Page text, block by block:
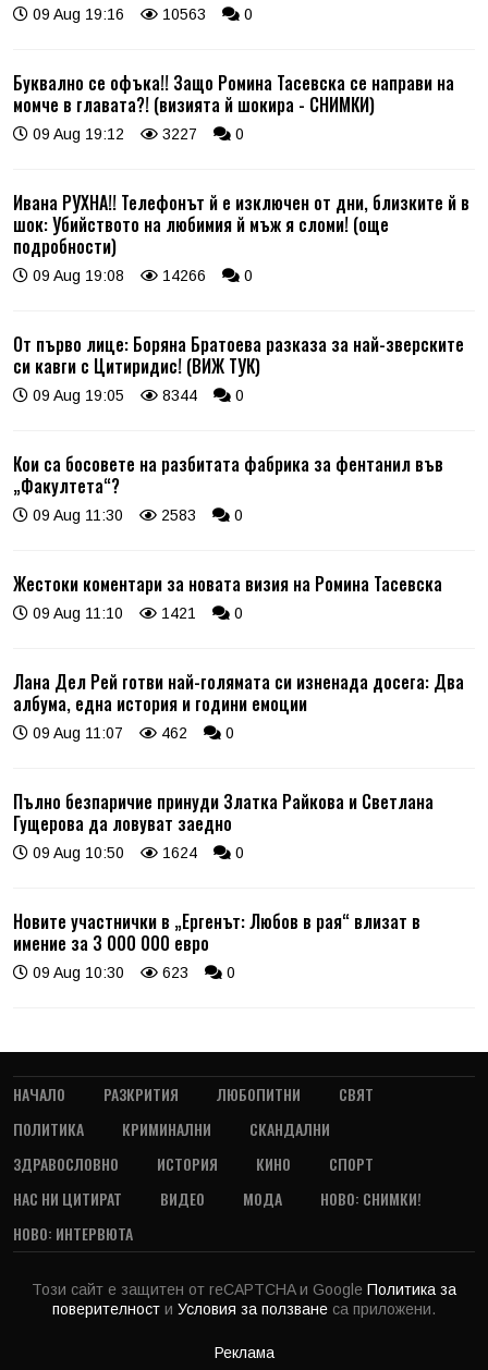
09 Aug 19:16 10563 0
Буквално се офъка!! Защо Ромина Тасевска се направи на
момче в главата?! (визията й шокира - СНИМКИ)
09 Aug 19:12 3227 0
Ивана РУХНА!! Телефонът й е изключен от дни, близките й в
шок: Убийството на любимия й мъж я сломи! (още
подробности)
09 Aug 19:08 14266 0
От първо лице: Боряна Братоева разказа за най-зверските
си кавги с Цитиридис! (ВИЖ ТУК)
09 Aug 19:05 8344 0
Кои са босовете на разбитата фабрика за фентанил във
„Факултета“?
09 Aug 11:30 2583 0
Жестоки коментари за новата визия на Ромина Тасевска
09 Aug 11:10 1421 0
Лана Дел Рей готви най-голямата си изненада досега: Два
албума, една история и години емоции
09 Aug 11:07 462 0
Пълно безпаричие принуди Златка Райкова и Светлана
Гущерова да ловуват заедно
09 Aug 10:50 1624 0
Новите участнички в „Ергенът: Любов в рая“ влизат в
имение за 3 000 000 евро
09 Aug 10:30 623 0
НАЧАЛО РАЗКРИТИЯ ЛЮБОПИТНИ
СВЯТ
ПОЛИТИКА
КРИМИНАЛНИ
СКАНДАЛНИ
ЗДРАВОСЛОВНО
ИСТОРИЯ КИНО
СПОРТ
НАС НИ ЦИТИРАТ
ВИДЕО МОДА
НОВО: СНИМКИ!
НОВО: ИНТЕРВЮТА
Този сайт е защитен от reCAPTCHA и Google Политика за
поверителност и Условия за ползване са приложени.
Реклама